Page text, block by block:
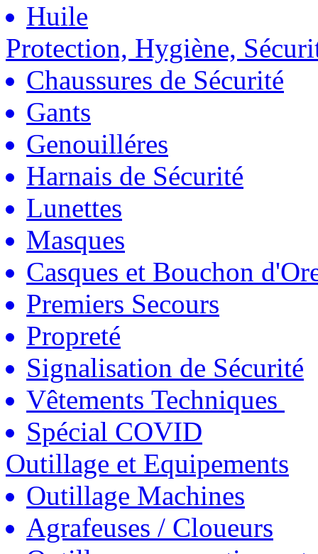
Huile
Protection, Hygiène,
Chaussures de Sécurité
Gants
Genouilléres
Harnais de Sécurité
Lunettes
Masques
Casques et Bouchon
Premiers Secours
Propreté
Signalisation de Sécurité
Vêtements Techniques
Spécial COVID
Outillage et Equipements
Outillage Machines
Agrafeuses / Cloueurs